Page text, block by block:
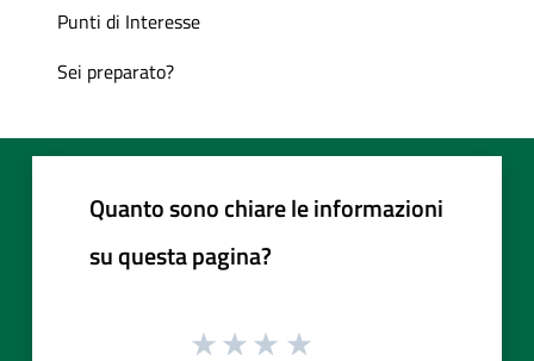
Punti di Interesse
Sei preparato?
Quanto sono chiare le informazioni
su questa pagina?